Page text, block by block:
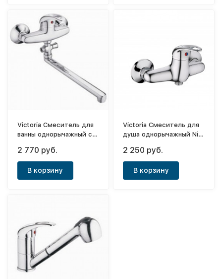
Victoria Смеситель для
ванны однорычажный с
Nile
2 770 руб.
В корзину
Victoria Смеситель для
душа однорычажный Nile
2 250 руб.
В корзину